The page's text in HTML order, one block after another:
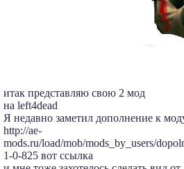
итак представляю свою 2 мод
на left4dead
Я недавно заметил дополнение к
http://ae-
mods.ru/load/mob/mods_by_users/
1-0-825 вот ссылка